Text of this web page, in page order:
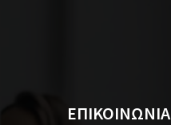
ΕΠΙΚΟΙΝΩΝΙΑ